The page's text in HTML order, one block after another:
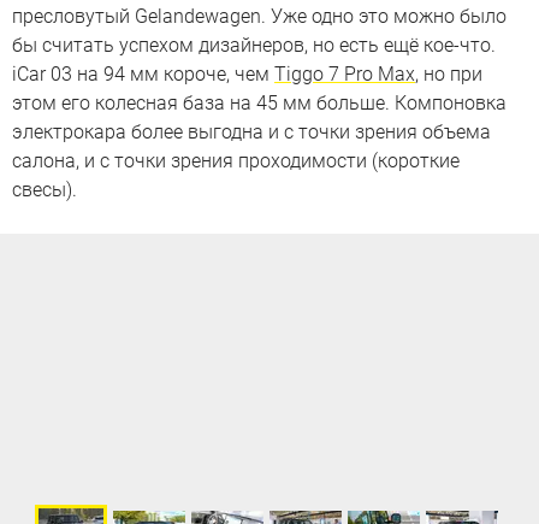
пресловутый Gelandewagen. Уже одно это можно было
бы считать успехом дизайнеров, но есть ещё кое-что.
iCar 03 на 94 мм короче, чем Tiggo 7 Pro Max, но при
этом его колесная база на 45 мм больше. Компоновка
электрокара более выгодна и с точки зрения объема
салона, и с точки зрения проходимости (короткие
свесы).